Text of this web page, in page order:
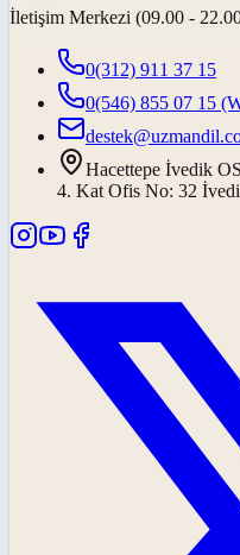
İletişim Merkezi (09.00 -
0(312) 911 37 15
0(546) 855 07 15
Hacettepe İvedik
4. Kat Ofis No: 32